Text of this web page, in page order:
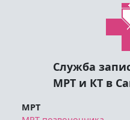
Служба
МРТ и КТ в
МРТ